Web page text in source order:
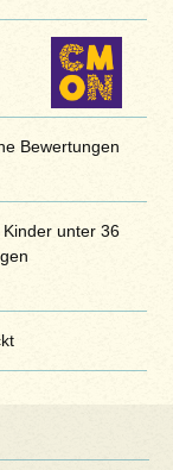
Bewertungen
unter 36